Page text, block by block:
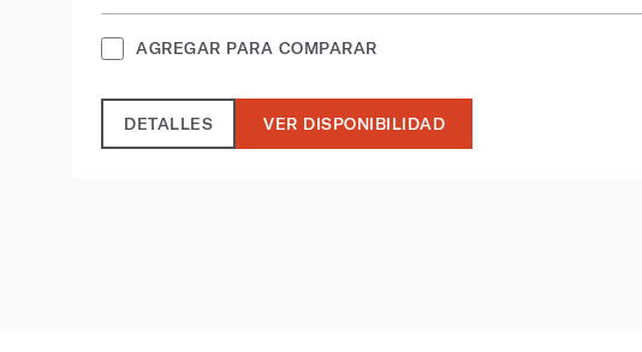
AGREGAR PARA COMPARAR
DETALLES VER DISPONIBILIDAD